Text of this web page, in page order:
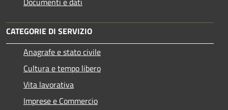
CATEGORIE DI SERVIZIO
Anagrafe e stato civile
Cultura e tempo libero
Vita lavorativa
Imprese e Commercio